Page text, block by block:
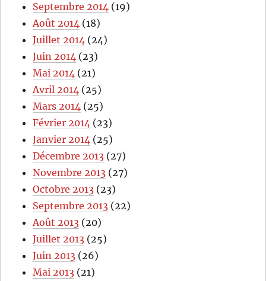
Septembre 2014 (19)
Août 2014 (18)
Juillet 2014 (24)
Juin 2014 (23)
Mai 2014 (21)
Avril 2014 (25)
Mars 2014 (25)
Février 2014 (23)
Janvier 2014 (25)
Décembre 2013 (27)
Novembre 2013 (27)
Octobre 2013 (23)
Septembre 2013 (22)
Août 2013 (20)
Juillet 2013 (25)
Juin 2013 (26)
Mai 2013 (21)